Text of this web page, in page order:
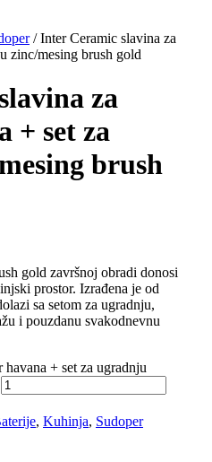
/ Inter Ceramic slavina za
zinc/mesing brush gold
za
+ set za
brush
gold završnoj obradi donosi
prostor. Izrađena je od
sa setom za ugradnju,
i pouzdanu svakodnevnu
+ set za ugradnju
, Kuhinja, Sudoper